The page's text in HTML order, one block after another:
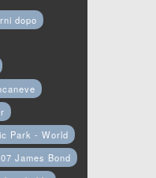
dopo
Park - World
James Bond